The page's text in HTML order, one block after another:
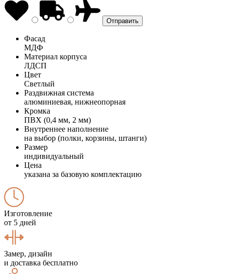
Фасад
МДФ
Материал корпуса
ЛДСП
Цвет
Светлый
Раздвижная система
алюминиевая, нижнеопорная
Кромка
ПВХ (0,4 мм, 2 мм)
Внутреннее наполнение
на выбор (полки, корзины, штанги)
Размер
индивидуальный
Цена
указана за базовую комплектацию
Изготовление
от 5 дней
Замер, дизайн
и доставка бесплатно